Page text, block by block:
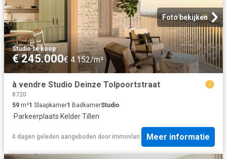
Foto bekijken
Studio·te koop
€ 245.000€ 4.152/m²
à vendre Studio Deinze Tolpoortstraat
8720
59 m²1 Slaapkamer1 BadkamerStudio
·Parkeerplaats·Kelder·Tillen
4 dagen geleden aangeboden door immovlan Meer informatie